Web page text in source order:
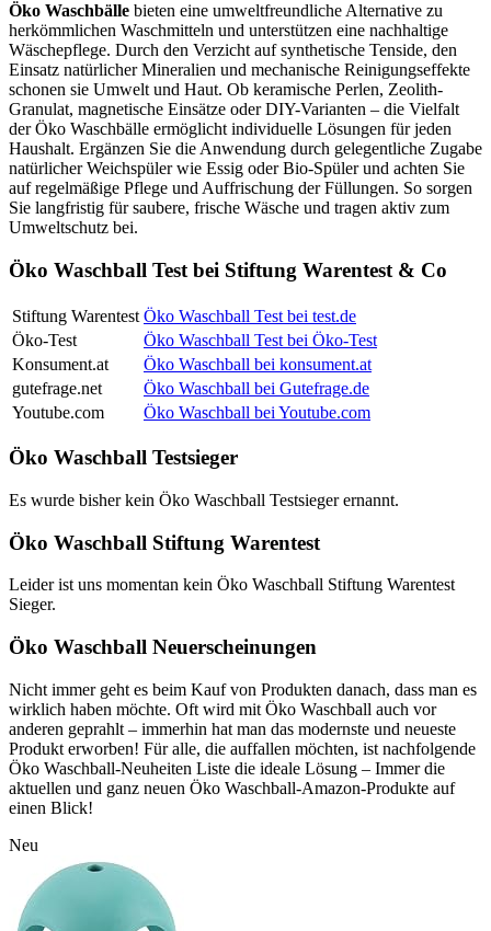
Öko Waschbälle bieten eine umweltfreundliche Alternative zu
herkömmlichen Waschmitteln und unterstützen eine nachhaltige
Wäschepflege. Durch den Verzicht auf synthetische Tenside, den
Einsatz natürlicher Mineralien und mechanische Reinigungseffekte
schonen sie Umwelt und Haut. Ob keramische Perlen, Zeolith-
Granulat, magnetische Einsätze oder DIY-Varianten – die Vielfalt
der Öko Waschbälle ermöglicht individuelle Lösungen für jeden
Haushalt. Ergänzen Sie die Anwendung durch gelegentliche Zugabe
natürlicher Weichspüler wie Essig oder Bio-Spüler und achten Sie
auf regelmäßige Pflege und Auffrischung der Füllungen. So sorgen
Sie langfristig für saubere, frische Wäsche und tragen aktiv zum
Umweltschutz bei.
Öko Waschball Test bei Stiftung Warentest & Co
Stiftung Warentest Öko Waschball Test bei test.de
Öko-Test
Öko Waschball Test bei Öko-Test
Konsument.at
Öko Waschball bei konsument.at
gutefrage.net
Öko Waschball bei Gutefrage.de
Youtube.com
Öko Waschball bei Youtube.com
Öko Waschball Testsieger
Es wurde bisher kein Öko Waschball Testsieger ernannt.
Öko Waschball Stiftung Warentest
Leider ist uns momentan kein Öko Waschball Stiftung Warentest
Sieger.
Öko Waschball Neuerscheinungen
Nicht immer geht es beim Kauf von Produkten danach, dass man es
wirklich haben möchte. Oft wird mit Öko Waschball auch vor
anderen geprahlt – immerhin hat man das modernste und neueste
Produkt erworben! Für alle, die auffallen möchten, ist nachfolgende
Öko Waschball-Neuheiten Liste die ideale Lösung – Immer die
aktuellen und ganz neuen Öko Waschball-Amazon-Produkte auf
einen Blick!
Neu